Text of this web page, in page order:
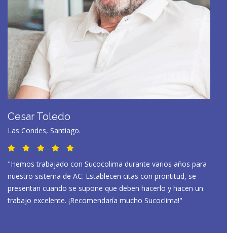
Cesar Toledo
Las Condes, Santiago.
"Hemos trabajado con Sucocolima durante varios años para
nuestro sistema de AC. Establecen citas con prontitud, se
presentan cuando se supone que deben hacerlo y hacen un
trabajo excelente. ¡Recomendaría mucho Sucoclima!"